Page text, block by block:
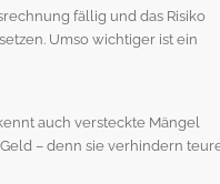
fällig und das Risiko
Umso wichtiger ist ein
auch versteckte Mängel
– denn sie verhindern